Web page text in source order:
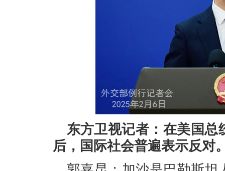
东方卫视记者：在美国总
后，国际社会普遍表示反对